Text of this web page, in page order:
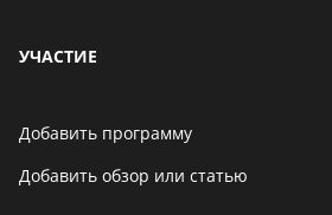
УЧАСТИЕ
Добавить программу
Добавить обзор или статью